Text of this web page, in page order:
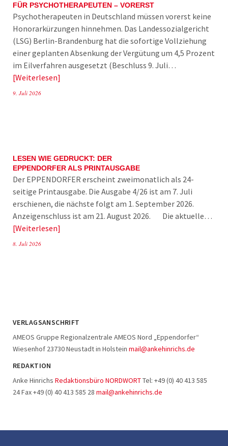
FÜR PSYCHOTHERAPEUTEN – VORERST
Psychotherapeuten in Deutschland müssen vorerst keine
Honorarkürzungen hinnehmen. Das Landessozialgericht
(LSG) Berlin-Brandenburg hat die sofortige Vollziehung
einer geplanten Absenkung der Vergütung um 4,5 Prozent
im Eilverfahren ausgesetzt (Beschluss 9. Juli…
Weiterlesen
9. Juli 2026
LESEN WIE GEDRUCKT: DER
EPPENDORFER ALS PRINTAUSGABE
Der EPPENDORFER erscheint zweimonatlich als 24-
seitige Printausgabe. Die Ausgabe 4/26 ist am 7. Juli
erschienen, die nächste folgt am 1. September 2026.
Anzeigenschluss ist am 21. August 2026. Die aktuelle…
Weiterlesen
8. Juli 2026
VERLAGSANSCHRIFT
AMEOS Gruppe Regionalzentrale AMEOS Nord „Eppendorfer“
Wiesenhof 23730 Neustadt in Holstein mail@ankehinrichs.de
REDAKTION
Anke Hinrichs Redaktionsbüro NORDWORTTel: +49 (0) 40 413 585
24 Fax +49 (0) 40 413 585 28 mail@ankehinrichs.de